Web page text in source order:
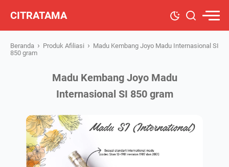
CITRATAMA
Beranda › Produk Afiliasi › Madu Kembang Joyo Madu Internasional SI
850 gram
Madu Kembang Joyo Madu
Internasional SI 850 gram